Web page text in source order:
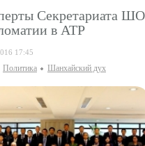
Секретариата
в АТР
17:45
Политика Шанхайский дух